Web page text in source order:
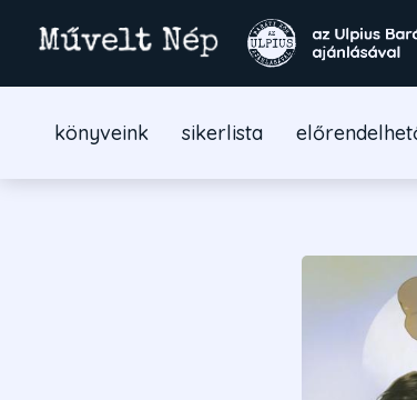
könyveink sikerlista